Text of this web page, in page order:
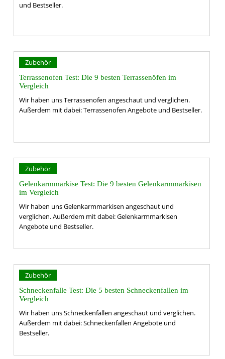
und Bestseller.
Zubehör
Terrassenofen Test: Die 9 besten Terrassenöfen im
Vergleich
Wir haben uns Terrassenofen angeschaut und verglichen.
Außerdem mit dabei: Terrassenofen Angebote und Bestseller.
Zubehör
Gelenkarmmarkise Test: Die 9 besten Gelenkarmmarkisen
im Vergleich
Wir haben uns Gelenkarmmarkisen angeschaut und
verglichen. Außerdem mit dabei: Gelenkarmmarkisen
Angebote und Bestseller.
Zubehör
Schneckenfalle Test: Die 5 besten Schneckenfallen im
Vergleich
Wir haben uns Schneckenfallen angeschaut und verglichen.
Außerdem mit dabei: Schneckenfallen Angebote und
Bestseller.